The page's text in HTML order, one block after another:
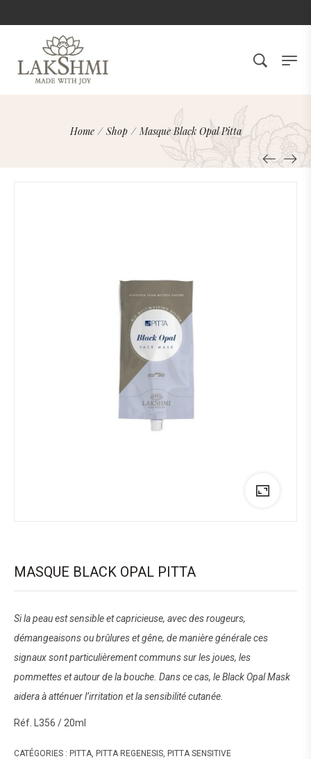
Home / Shop / Masque Black Opal Pitta
MASQUE BLACK OPAL PITTA
Si la peau est sensible et capricieuse, avec des rougeurs,
démangeaisons ou brûlures et gêne, de manière générale ces
signaux sont particulièrement communs sur les joues, les
pommettes et autour de la bouche. Dans ce cas, le Black Opal Mask
aidera à atténuer l’irritation et la sensibilité cutanée.
Réf. L356 / 20ml
CATÉGORIES : PITTA, PITTA REGENESIS, PITTA SENSITIVE